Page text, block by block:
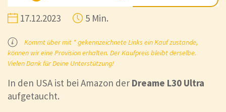
17.12.2023 5 Min.
Kommt über mit * gekennzeichnete Links ein Kauf zustande,
können wir eine Provision erhalten. Der Kaufpreis bleibt derselbe.
Vielen Dank für Deine Unterstützung!
In den USA ist bei Amazon der Dreame L30 Ultra
aufgetaucht.